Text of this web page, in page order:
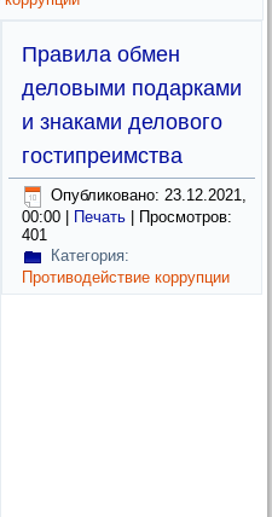
Правила обмен
деловыми подарками
и знаками делового
гостипреимства
Опубликовано: 23.12.2021,
00:00| Печать
| Просмотров:
401
Категория:
Противодействие коррупции